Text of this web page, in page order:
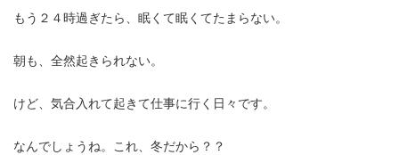
もう２４時過ぎたら、眠くて眠くてたまらない。
朝も、全然起きられない。
けど、気合入れて起きて仕事に行く日々です。
なんでしょうね。これ、冬だから？？